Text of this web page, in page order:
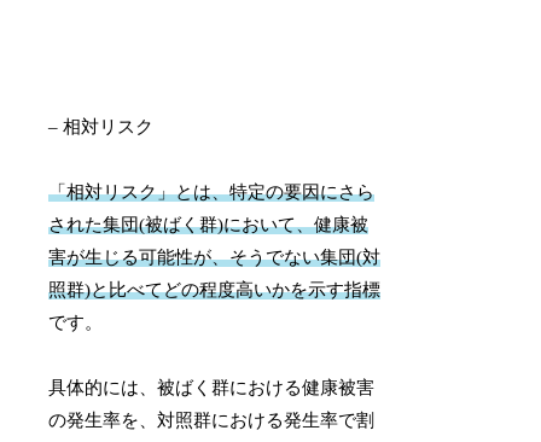
– 相対リスク
「相対リスク」とは、特定の要因にさら
された集団(被ばく群)において、健康被
害が生じる可能性が、そうでない集団(対
照群)と比べてどの程度高いかを示す指標
です。
具体的には、被ばく群における健康被害
の発生率を、対照群における発生率で割